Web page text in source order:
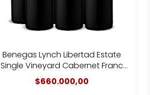
Benegas Lynch Libertad Estate
Single Vineyard Cabernet Franc
2016 (caja x 6)
$660.000,00